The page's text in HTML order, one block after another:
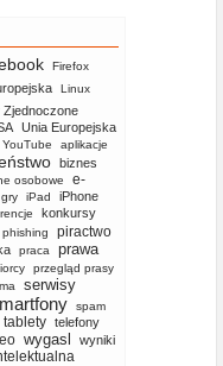
Firefox
Linux
Zjednoczone
Unia Europejska
YouTube aplikacje
biznes
osobowe
e-
gry iPad iPhone
konkursy
phishing piractwo
praca
prawa
przegląd prasy
serwisy
spam
tablety telefony
wygasl
wyniki